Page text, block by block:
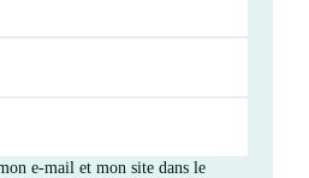
e-mail et mon site dans le